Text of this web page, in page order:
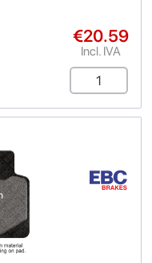
€20.59
Incl. IVA